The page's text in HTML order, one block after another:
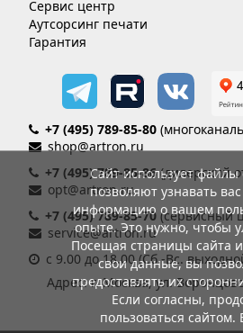
Сервис центр
Аутсорсинг печати
Гарантия
+7 (495) 789-85-80
shop@artron.ru
+7 (495) 789-85-86(дилерский
opt@artron.ru
+7 (495) 789-85-70 (сервисный
service@artron.ru
с 9.00 до 18.00 (Сб.-Вс.
Адрес: г. Москва, ул.
Сайт использует
позволяют узнавать
информацию о вашем
опыте. Это нужно, чтобы
Посещая страницы сайта
свои данные, вы
предоставлять их
Если согласны,
пользоваться сайтом.